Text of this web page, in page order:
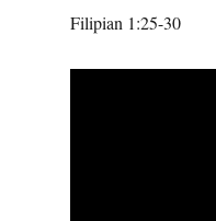
Filipian 1:25-30